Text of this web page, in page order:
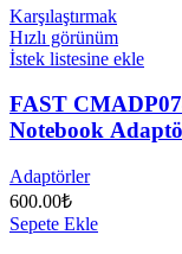
Karşılaştırmak
Hızlı görünüm
İstek listesine ekle
FAST
Notebook
Adaptörler
600.00₺
Sepete Ekle